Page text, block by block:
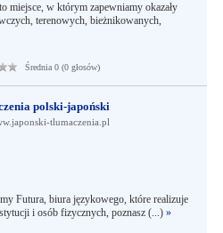
miejsce, w którym zapewniamy okazały
terenowych, bieżnikowanych,
Średnia 0 (0 głosów)
polski-japoński
tlumaczenia.pl
Futura, biura językowego, które realizuje
i osób fizycznych, poznasz (...) »